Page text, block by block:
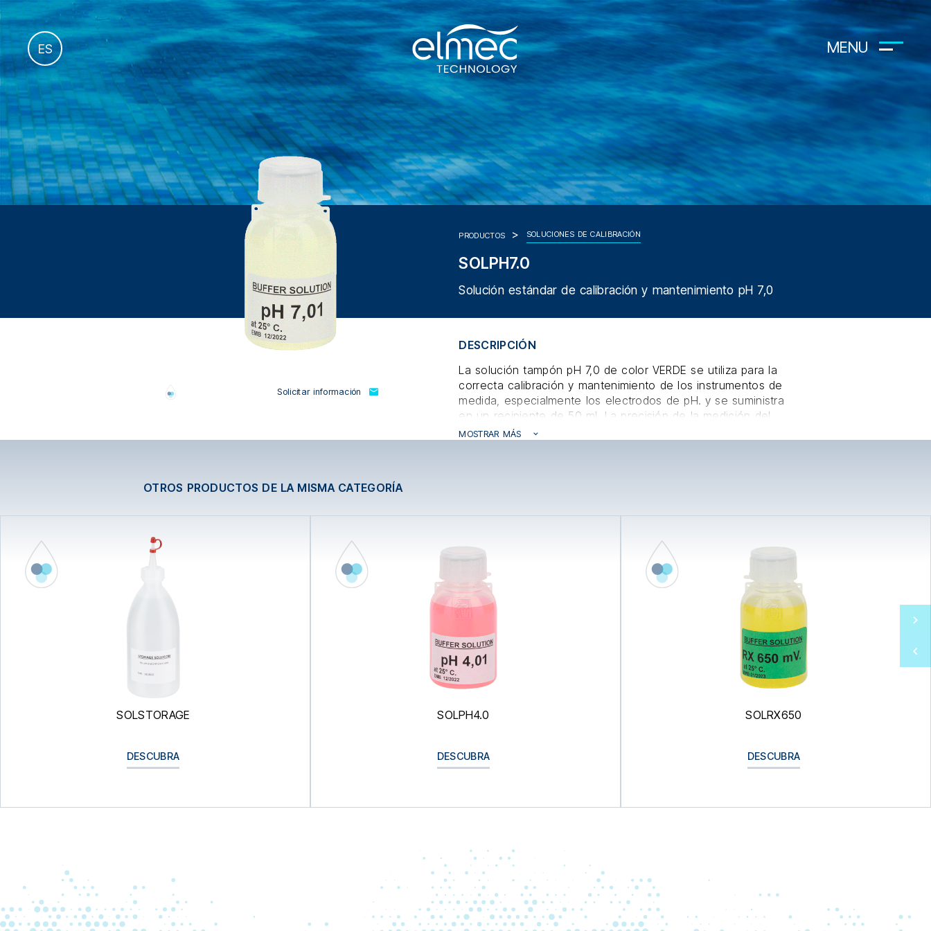
ES
fr
it
MENU
PRODUCTOS SOLUCIONES DE CALIBRACIÓN
SOLPH7.0
Solución estándar de calibración y mantenimiento pH 7,0
DESCRIPCIÓN
La solución tampón pH 7,0 de color VERDE se utiliza para la
correcta calibración y mantenimiento de los instrumentos de
medida, especialmente los electrodos de pH. y se suministra
en un recipiente de 50 ml. La precisión de la medición del
pH es de ± 0,02 a 25°C.
MOSTRAR MÁS
Solicitar información
OTROS PRODUCTOS DE LA MISMA CATEGORÍA
SOLSTORAGE
DESCUBRA
SOLPH4.0
DESCUBRA
SOLRX650
DESCUBRA